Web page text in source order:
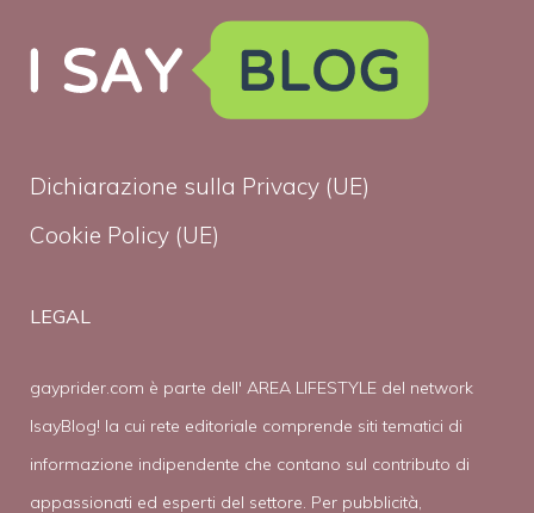
Dichiarazione sulla Privacy (UE)
Cookie Policy (UE)
LEGAL
gayprider.com è parte dell' AREA LIFESTYLE del network
IsayBlog! la cui rete editoriale comprende siti tematici di
informazione indipendente che contano sul contributo di
appassionati ed esperti del settore. Per pubblicità,